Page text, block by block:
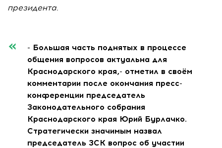
президента.
- Большая часть поднятых в процессе
общения вопросов актуальна для
Краснодарского края,- отметил в своём
комментарии после окончания пресс-
конференции председатель
Законодательного собрания
Краснодарского края Юрий Бурлачко.
Стратегически значимым назвал
председатель ЗСК вопрос об участии